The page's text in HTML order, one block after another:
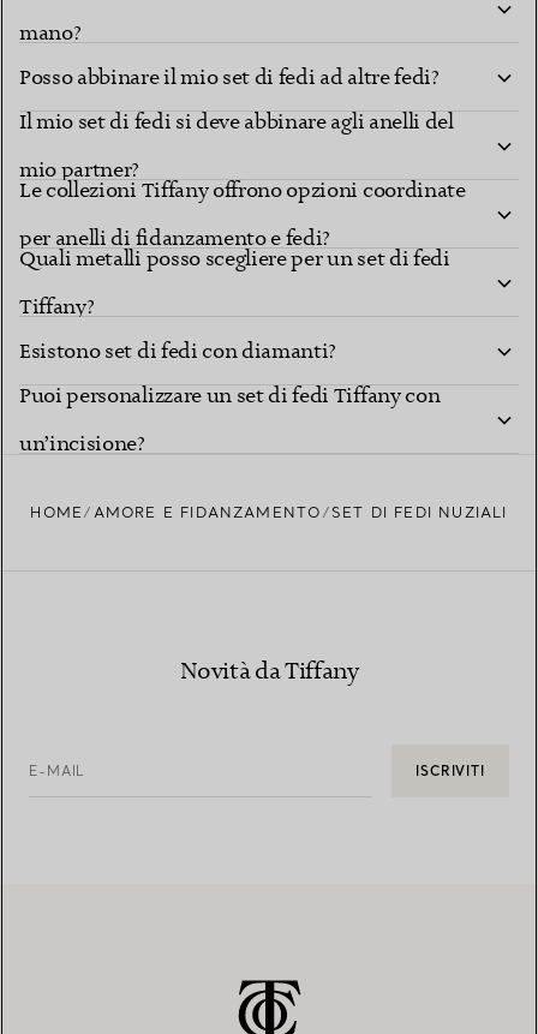
mano?
Posso abbinare il mio set di fedi ad altre fedi?
Il mio set di fedi si deve abbinare agli anelli del
mio partner?
Le collezioni Tiffany offrono opzioni coordinate
per anelli di fidanzamento e fedi?
Quali metalli posso scegliere per un set di fedi
Tiffany?
Esistono set di fedi con diamanti?
Puoi personalizzare un set di fedi Tiffany con
un’incisione?
HOME AMORE E FIDANZAMENTO SET DI FEDI NUZIALI
Novità da Tiffany
E-MAIL ISCRIVITI